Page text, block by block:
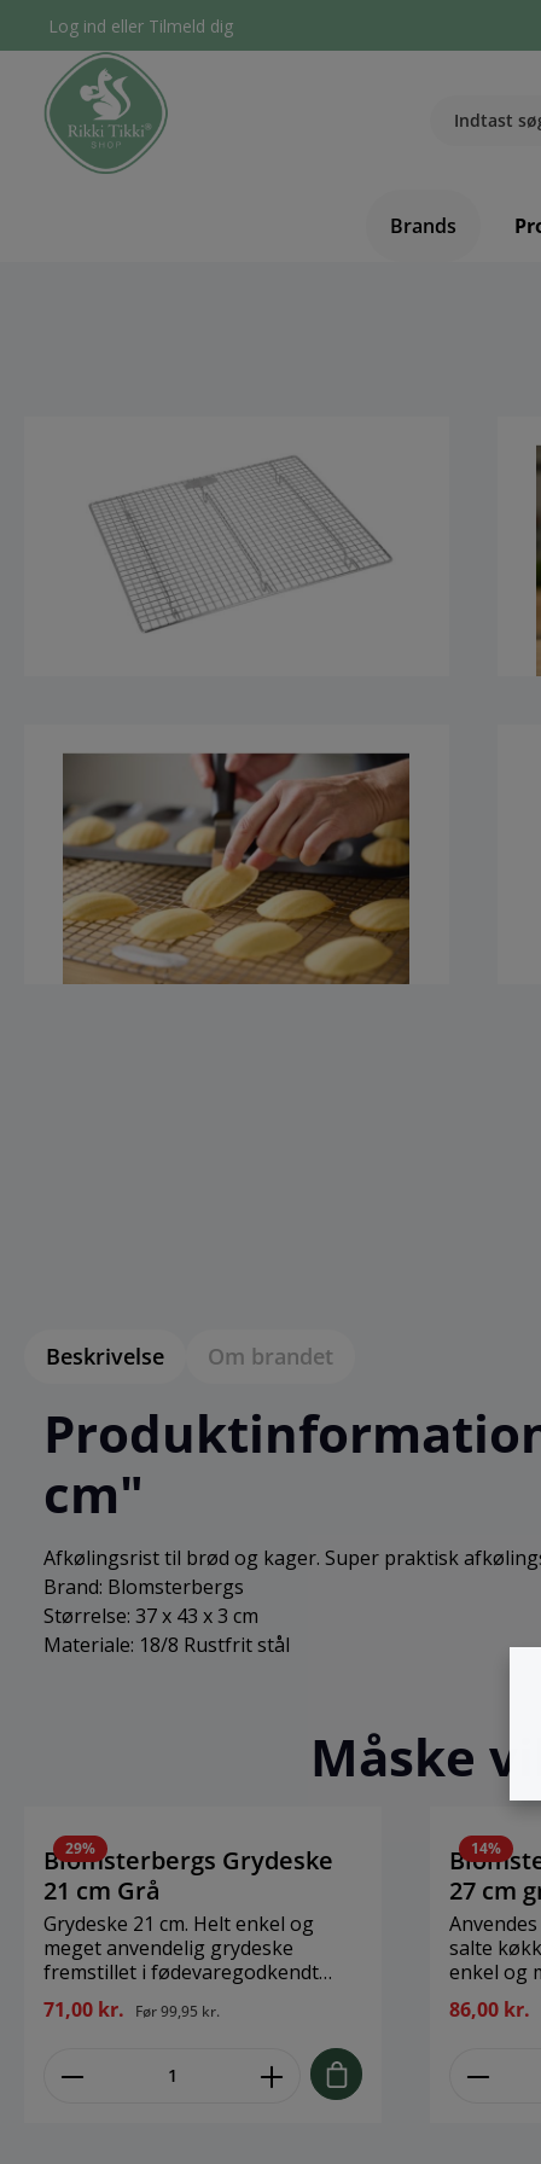
Log ind eller Tilmeld dig
Brands
Beskrivelse Om brandet
cm"
Afkølingsrist til brød og kager. Super praktisk
Brand: Blomsterbergs
Størrelse: 37 x 43 x 3 cm
Materiale: 18/8 Rustfrit stål
Måske
29%
Blomsterbergs Grydeske
21 cm Grå
Grydeske 21 cm. Helt enkel og
meget anvendelig grydeske
fremstillet i fødevaregodkendt
silikone. Velegnet til
opvaskemaskine og kan anvendes
fra - 20° C til 220° C. Anvendes i
både det søde og det salte køkken.
Brand: Blomsterbergs Størrelse: 21
71,00 kr. Før99,95 kr.
14%
27 cm
salte køkken. Grydeske
enkel og
grydeske
kan
86,00 kr.